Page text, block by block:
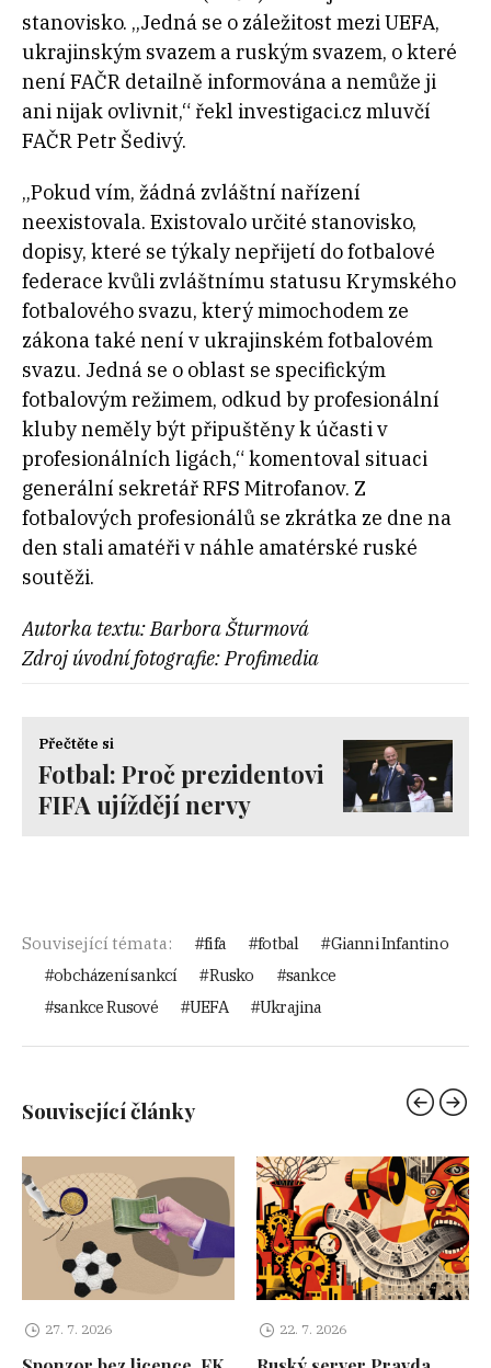
stanovisko. „Jedná se o záležitost mezi UEFA,
ukrajinským svazem a ruským svazem, o které
není FAČR detailně informována a nemůže ji
ani nijak ovlivnit,“ řekl investigaci.cz mluvčí
FAČR Petr Šedivý.
„Pokud vím, žádná zvláštní nařízení
neexistovala. Existovalo určité stanovisko,
dopisy, které se týkaly nepřijetí do fotbalové
federace kvůli zvláštnímu statusu Krymského
fotbalového svazu, který mimochodem ze
zákona také není v ukrajinském fotbalovém
svazu. Jedná se o oblast se specifickým
fotbalovým režimem, odkud by profesionální
kluby neměly být připuštěny k účasti v
profesionálních ligách,“ komentoval situaci
generální sekretář RFS Mitrofanov. Z
fotbalových profesionálů se zkrátka ze dne na
den stali amatéři v náhle amatérské ruské
soutěži.
Autorka textu: Barbora Šturmová
Zdroj úvodní fotografie: Profimedia
Přečtěte si
Fotbal: Proč prezidentovi
FIFA ujíždějí nervy
Související témata: fifa fotbal
Gianni Infantino
obcházení sankcí
Rusko
sankce
sankce Rusové
UEFA Ukrajina
Související články
27. 7. 2026 22. 7. 2026